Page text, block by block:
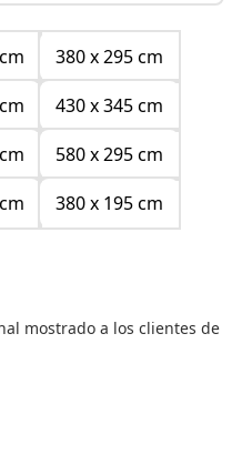
380 x 295 cm
430 x 345 cm
580 x 295 cm
380 x 195 cm
mostrado a los clientes de